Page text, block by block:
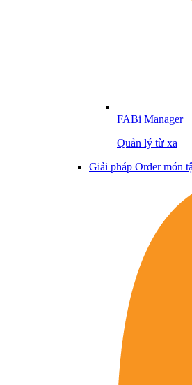
FABi Manager
Quản lý từ xa
Giải pháp Order món